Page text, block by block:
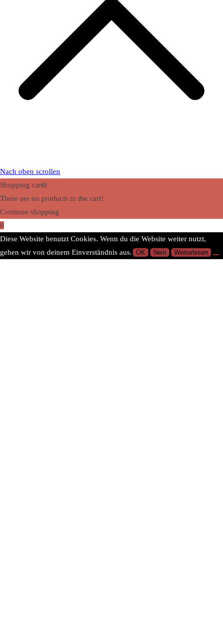
Nach oben scrollen
Shopping cart0
There are no products in the cart!
Continue shopping
0
Diese Website benutzt Cookies. Wenn du die Website weiter nutzt,
gehen wir von deinem Einverständnis aus. OK Nein Weiterlesen